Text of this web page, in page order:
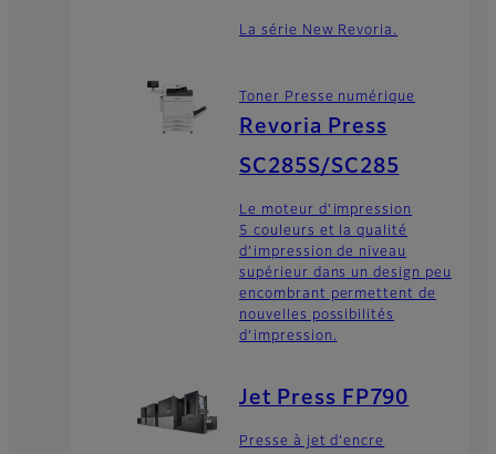
La série New Revoria.
Toner Presse numérique
Revoria Press
SC285S/SC285
Le moteur d’impression
5 couleurs et la qualité
d’impression de niveau
supérieur dans un design peu
encombrant permettent de
nouvelles possibilités
d’impression.
Jet Press FP790
Presse à jet d’encre